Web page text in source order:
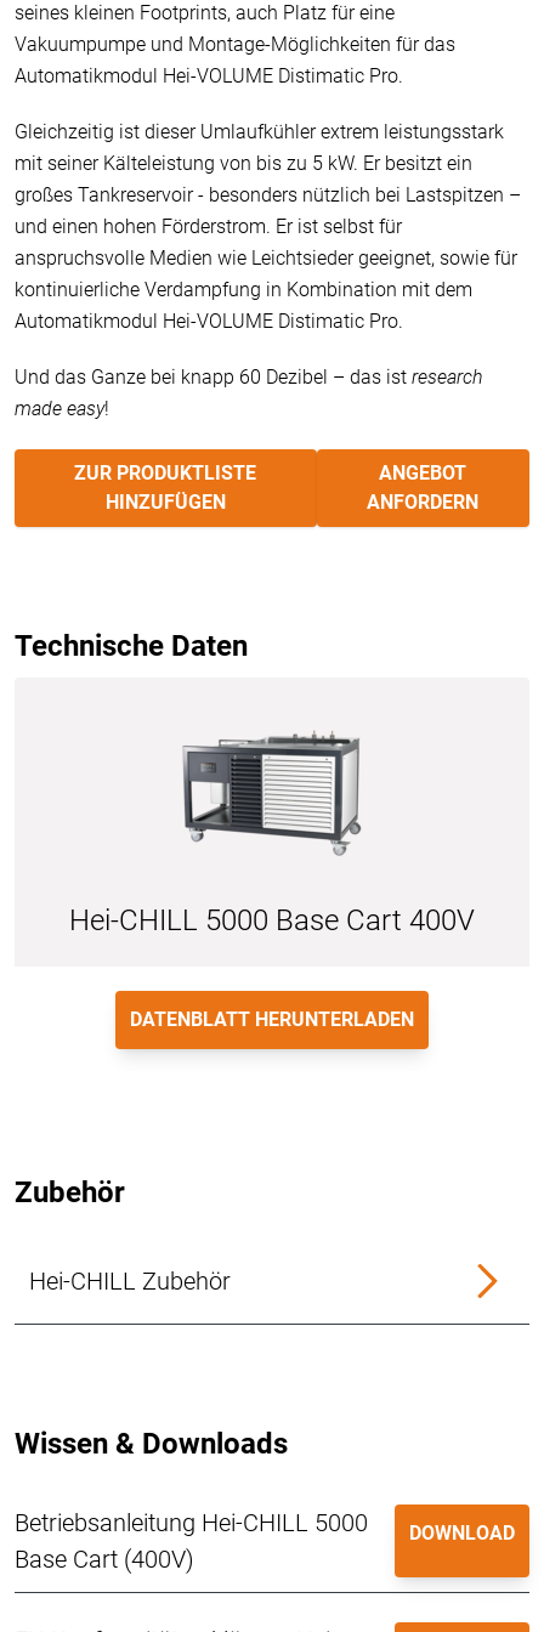
seines kleinen Footprints, auch Platz für eine
Vakuumpumpe und Montage-Möglichkeiten für das
Automatikmodul Hei-VOLUME Distimatic Pro.
Gleichzeitig ist dieser Umlaufkühler extrem leistungsstark
mit seiner Kälteleistung von bis zu 5 kW. Er besitzt ein
großes Tankreservoir - besonders nützlich bei Lastspitzen –
und einen hohen Förderstrom. Er ist selbst für
anspruchsvolle Medien wie Leichtsieder geeignet, sowie für
kontinuierliche Verdampfung in Kombination mit dem
Automatikmodul Hei-VOLUME Distimatic Pro.
Und das Ganze bei knapp 60 Dezibel – das ist research
made easy!
ZUR PRODUKTLISTE
HINZUFÜGEN
ANGEBOT
ANFORDERN
Technische Daten
DATENBLATT HERUNTERLADEN
Hei-CHILL 5000 Base Cart 400V
Zubehör
Hei-CHILL Zubehör
Wissen & Downloads
Betriebsanleitung Hei-CHILL 5000
Base Cart (400V)
DOWNLOAD